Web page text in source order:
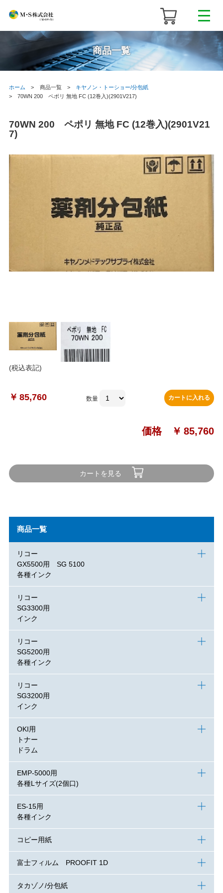
商品一覧
ホーム 商品一覧
キヤノン・トーショー/分包紙
70WN 200 ペポリ 無地 FC (12巻入)(2901V217)
70WN 200 ペポリ 無地 FC (12巻入)(2901V21
7)
(税込表記)
￥ 85,760 数量 カートに入れる
価格 ￥ 85,760
カートを見る
商品一覧
リコー
GX5500用 SG 5100
各種インク
リコー
SG3300用
インク
リコー
SG5200用
各種インク
リコー
SG3200用
インク
OKI用
トナー
ドラム
EMP-5000用
各種Lサイズ(2個口)
ES-15用
各種インク
コピー用紙
富士フィルム PROOFIT 1D
タカゾノ/分包紙